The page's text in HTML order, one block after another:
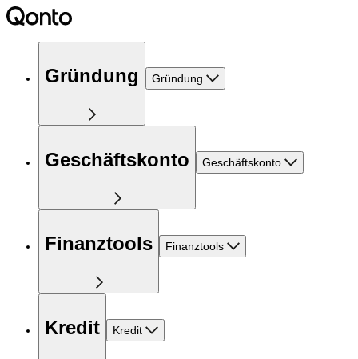
Gründung Gründung
Geschäftskonto Geschäftskonto
Finanztools Finanztools
Kredit Kredit